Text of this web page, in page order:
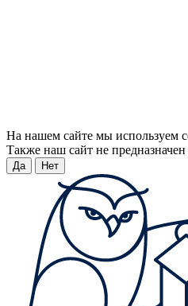
На нашем сайте мы используем
Также наш сайт не
Да Нет